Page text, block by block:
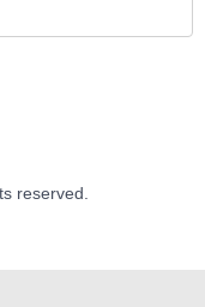
reserved.